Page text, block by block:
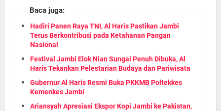
Baca juga:
Hadiri Panen Raya TNI, Al Haris Pastikan Jambi
Terus Berkontribusi pada Ketahanan Pangan
Nasional
Festival Jambi Elok Nian Sungai Penuh Dibuka, Al
Haris Tekankan Pelestarian Budaya dan Pariwisata
Gubernur Al Haris Resmi Buka PKKMB Poltekkes
Kemenkes Jambi
Ariansyah Apresiasi Ekspor Kopi Jambi ke Pakistan,